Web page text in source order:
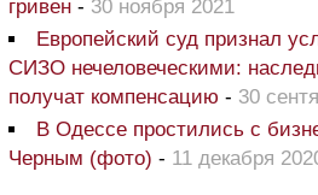
гривен - 30 ноября 2021
Европейский суд признал
СИЗО нечеловеческими:
получат компенсацию - 30
В Одессе простились с
Черным (фото) - 11 декабря